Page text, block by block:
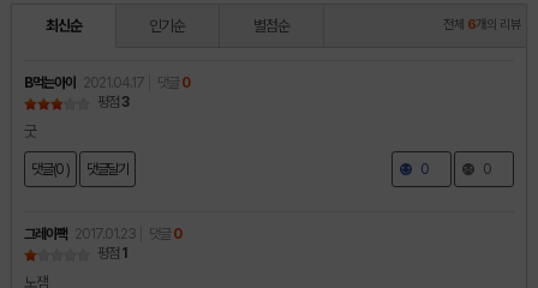
최신순 인기순 별점순 전체 6개의 리뷰
B먹는아이 2021.04.17 댓글 0
평점 3
굿
댓글(0 ) 댓글달기 0 0
그레이팩 2017.01.23 댓글 0
평점 1
노잼